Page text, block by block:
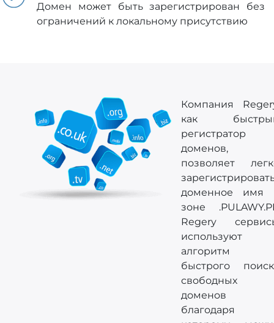
Домен может быть зарегистрирован без
ограничений к локальному присутствию
Компания
как
регистратор
доменов,
позволяет
доменное имя
зоне
Regery
используют
алгоритм
быстрого
свободных
доменов
благодаря